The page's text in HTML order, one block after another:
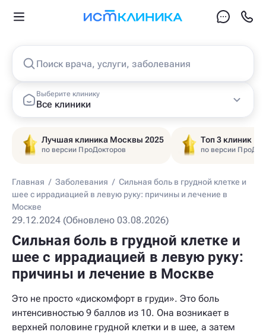
Поиск врача, услуги, заболевания
Выберите клинику
Все клиники
Лучшая клиника Москвы 2025
по версии ПроДокторов
Топ 3 клиник
по версии
Главная / Заболевания / Сильная боль в грудной клетке и
шее с иррадиацией в левую руку: причины и лечение в
Москве
29.12.2024 (Обновлено 03.08.2026)
Сильная боль в грудной клетке и
шее с иррадиацией в левую руку:
причины и лечение в Москве
Это не просто «дискомфорт в груди». Это боль
интенсивностью 9 баллов из 10. Она возникает в
верхней половине грудной клетки и в шее, а затем